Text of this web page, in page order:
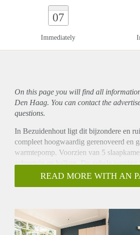
07
Immediately
On this page you will find all
Den Haag. You can contact the
questions.
In Bezuidenhout ligt dit bijzondere en
compleet hoogwaardig gerenoveerd en
warmtepomp. Voorzien van 5
achtertuin en balkon. De gehele woning
vloerverwarming en visgraat parket.
Entree, ruime hal die toegang geeft tot
studioline apparatuur op WiFi. De
Bora inductiekookplaat met
READ MORE WITH AN